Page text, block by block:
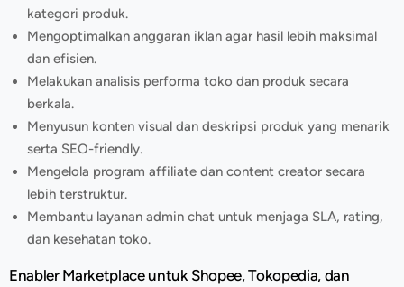
kategori produk.
Mengoptimalkan anggaran iklan agar hasil lebih maksimal
dan efisien.
Melakukan analisis performa toko dan produk secara
berkala.
Menyusun konten visual dan deskripsi produk yang menarik
serta SEO-friendly.
Mengelola program affiliate dan content creator secara
lebih terstruktur.
Membantu layanan admin chat untuk menjaga SLA, rating,
dan kesehatan toko.
Enabler Marketplace untuk Shopee, Tokopedia, dan